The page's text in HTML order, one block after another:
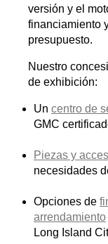
versión y el
financiamiento
presupuesto.
Nuestro
de exhibición:
Un centro de
GMC
Piezas y
necesidades
Opciones de
arrendamiento
Long Island